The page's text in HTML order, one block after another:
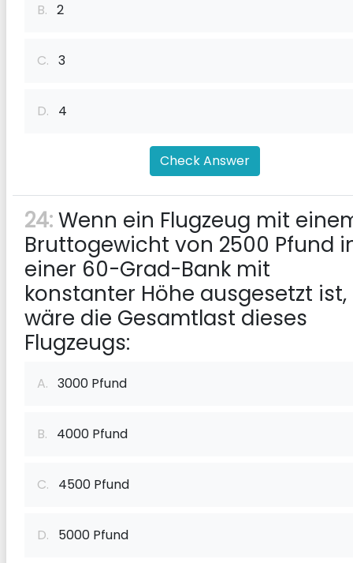
B. 2
C. 3
D. 4
Check Answer
24:Wenn ein Flugzeug mit
Bruttogewicht von 2500 Pfund
einer 60-Grad-Bank mit
konstanter Höhe ausgesetzt ist,
wäre die Gesamtlast dieses
Flugzeugs:
A. 3000 Pfund
B. 4000 Pfund
C. 4500 Pfund
D. 5000 Pfund